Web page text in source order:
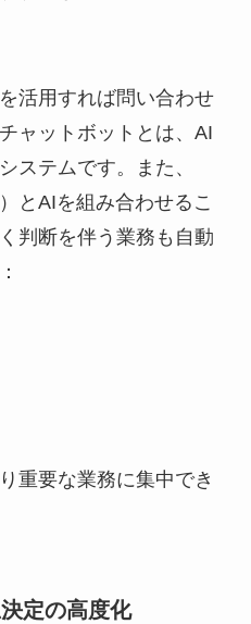
活用すれば問い合わせ
ャットボットとは、AI
ステムです。また、
とAIを組み合わせるこ
判断を伴う業務も自動
重要な業務に集中でき
定の高度化